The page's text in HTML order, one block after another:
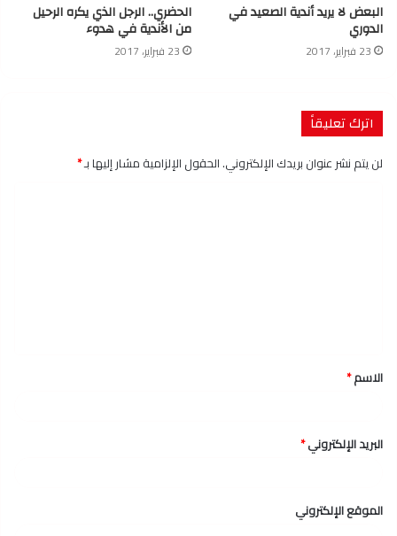
البعض لا يريد أندية الصعيد في
الدوري
23 فبراير، 2017
الحضري.. الرجل الذي يكره الرحيل
من الأندية في هدوء
23 فبراير، 2017
اترك تعليقاً
لن يتم نشر عنوان بريدك الإلكتروني.الحقول الإلزامية مشار إليها بـ*
*
الاسم*
البريد الإلكتروني*
الموقع الإلكتروني